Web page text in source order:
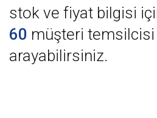
stok ve fiyat bilgisi
60 müşteri temsilcisi
arayabilirsiniz.